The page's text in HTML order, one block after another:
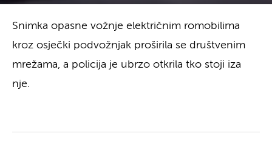
Snimka opasne vožnje električnim romobilima
kroz osječki podvožnjak proširila se društvenim
mrežama, a policija je ubrzo otkrila tko stoji iza
nje.